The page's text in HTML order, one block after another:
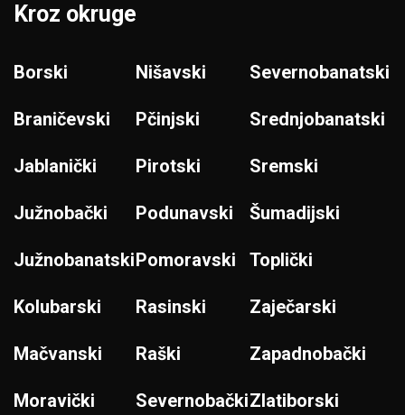
Kroz okruge
Borski
Braničevski
Jablanički
Južnobački
Južnobanatski
Kolubarski
Mačvanski
Moravički
Nišavski
Pčinjski
Pirotski
Podunavski
Pomoravski
Rasinski
Raški
Severnobački
Severnobanatski
Srednjobanatski
Sremski
Šumadijski
Toplički
Zaječarski
Zapadnobački
Zlatiborski